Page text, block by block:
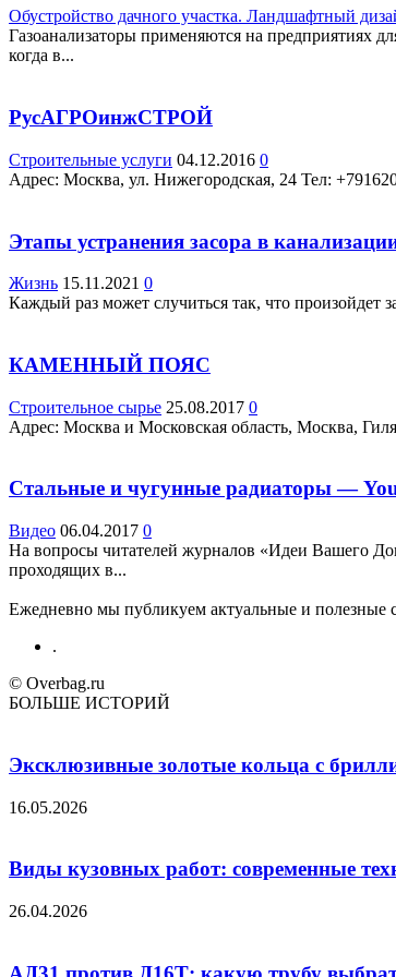
Обустройство дачного участка. Ландшафтный
Газоанализаторы применяются на предприятиях
когда в...
РусАГРОинжСТРОЙ
Строительные услуги 04.12.2016 0
Адрес: Москва, ул. Нижегородская, 24 Teл:
Этапы устранения засора в
Жизнь 15.11.2021 0
Каждый раз может случиться так, что произойдет
КАМЕННЫЙ ПОЯС
Строительное сырье 25.08.2017 0
Адрес: Москва и Московская область, Москва,
Стальные и чугунные радиаторы —
Видео 06.04.2017 0
На вопросы читателей журналов «Идеи Вашего
проходящих в...
Ежедневно мы публикуем актуальные и полезные
.
© Overbag.ru
БОЛЬШЕ ИСТОРИЙ
Эксклюзивные золотые кольца с
16.05.2026
Виды кузовных работ: современные
26.04.2026